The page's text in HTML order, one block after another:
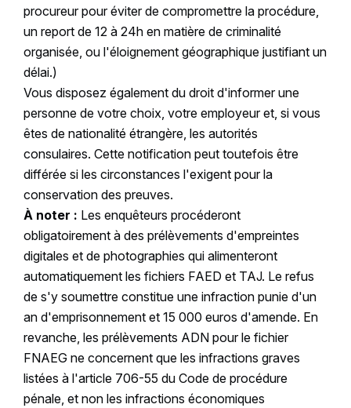
procureur pour éviter de compromettre la procédure,
un report de 12 à 24h en matière de criminalité
organisée, ou l'éloignement géographique justifiant un
délai.)
Vous disposez également du droit d'informer une
personne de votre choix, votre employeur et, si vous
êtes de nationalité étrangère, les autorités
consulaires. Cette notification peut toutefois être
différée si les circonstances l'exigent pour la
conservation des preuves.
À noter : Les enquêteurs procéderont
obligatoirement à des prélèvements d'empreintes
digitales et de photographies qui alimenteront
automatiquement les fichiers FAED et TAJ. Le refus
de s'y soumettre constitue une infraction punie d'un
an d'emprisonnement et 15 000 euros d'amende. En
revanche, les prélèvements ADN pour le fichier
FNAEG ne concernent que les infractions graves
listées à l'article 706-55 du Code de procédure
pénale, et non les infractions économiques